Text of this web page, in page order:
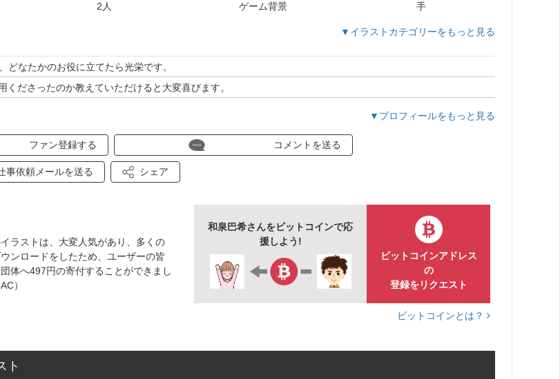
2人 ゲーム背景 手
▼イラストカテゴリーをもっと見る
どなたかのお役に立てたら光栄です。
くださったのか教えていただけると大変喜びます。
▼プロフィールをもっと見る
ファン登録する コメントを送る
事依頼メールを送る シェア
ラストは、大変人気があり、多くの
ンロードをしたため、ユーザーの皆
体へ497円の寄付することができまし
）
和泉巴希さんをビットコインで応
援しよう!
ビットコインアドレス
の
登録をリクエスト
ビットコインとは？
ト